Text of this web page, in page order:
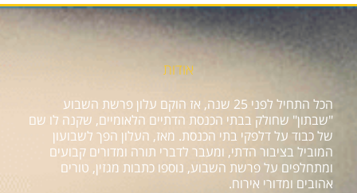
אודות
הכל התחיל לפני 25 שנה, אז הוקם עלון פרשת השבוע
"שבתון" שחולק בבתי הכנסת הדתיים הלאומיים, שקנה לו שם
של כבוד על דלפקי בתי הכנסת. מאז, העלון הפך לשבועון
המוביל בציבור הדתי, ומעבר לדברי תורה ומדורים קבועים
ומתחלפים על פרשת השבוע, נוספו כתבות מגזין, טורים
אהובים ומדורי אירוח.